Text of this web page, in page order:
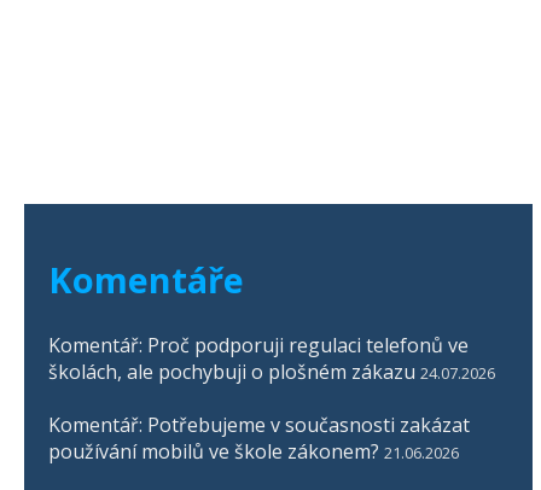
Komentáře
Komentář: Proč podporuji regulaci telefonů ve
školách, ale pochybuji o plošném zákazu 24.07.2026
Komentář: Potřebujeme v současnosti zakázat
používání mobilů ve škole zákonem? 21.06.2026